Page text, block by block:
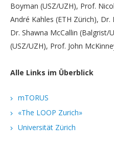
Boyman (USZ/UZH), Prof.
André Kahles (ETH Zürich),
Dr. Shawna McCallin (Balgrist/
(USZ/UZH), Prof. John
Alle Links im Überblick
mTORUS
«The LOOP Zurich»
Universität Zürich